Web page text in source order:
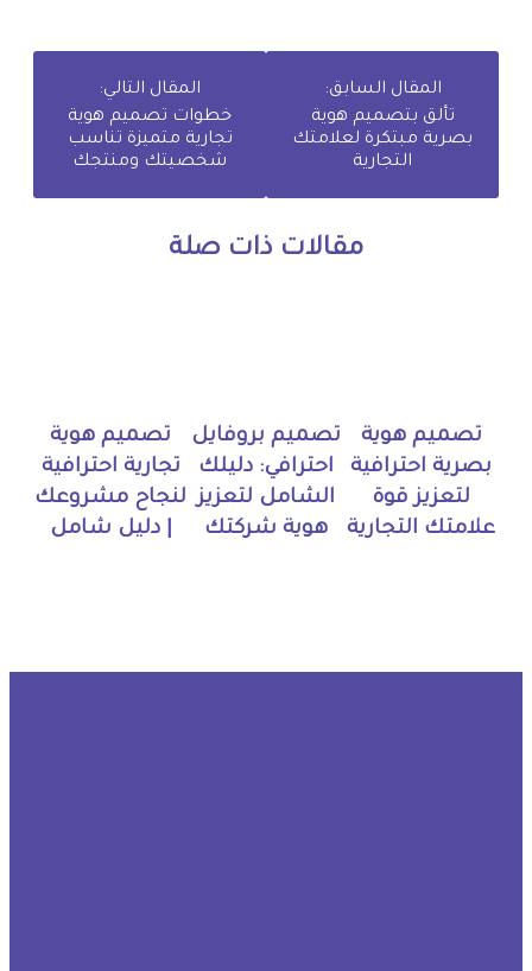
المقال السابق:
تألق بتصميم هوية
بصرية مبتكرة لعلامتك
التجارية
المقال التالي:
خطوات تصميم هوية
تجارية متميزة تناسب
شخصيتك ومنتجك
مقالات ذات صلة
تصميم هوية
بصرية احترافية
لتعزيز قوة
علامتك التجارية
تصميم بروفايل
احترافي: دليلك
الشامل لتعزيز
هوية شركتك
تصميم هوية
تجارية احترافية
لنجاح مشروعك
| دليل شامل